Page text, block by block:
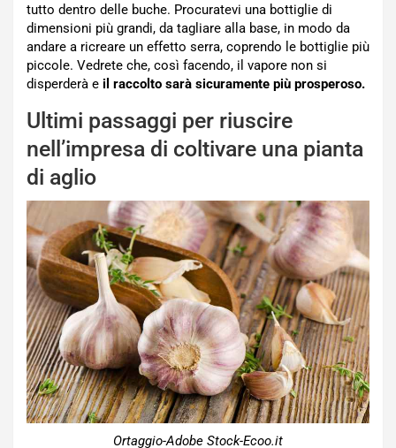
tutto dentro delle buche. Procuratevi una bottiglie di
dimensioni più grandi, da tagliare alla base, in modo da
andare a ricreare un effetto serra, coprendo le bottiglie più
piccole. Vedrete che, così facendo, il vapore non si
disperderà e il raccolto sarà sicuramente più prosperoso.
Ultimi passaggi per riuscire
nell’impresa di coltivare una pianta
di aglio
Ortaggio-Adobe Stock-Ecoo.it